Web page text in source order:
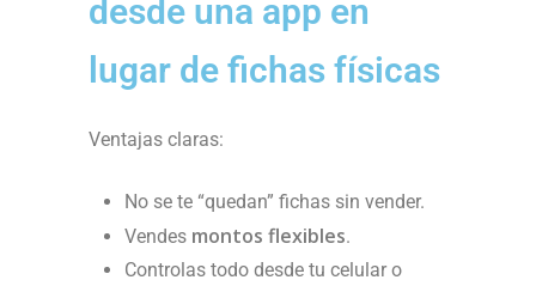
desde una app en
lugar de fichas físicas
Ventajas claras:
No se te “quedan” fichas sin vender.
Vendes montos flexibles.
Controlas todo desde tu celular o